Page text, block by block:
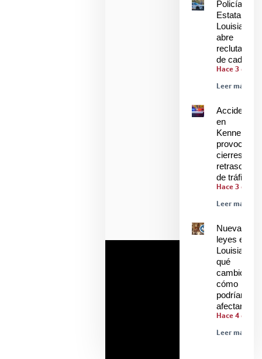
Policía
Estatal de
Louisiana
abre
de cadetes
Hace 3 días
Leer más »
Accidente
en
Kenner
provoca
cierres y
retrasos
de tráfico
Hace 3 días
Leer más »
Nuevas
leyes en
Louisiana:
qué
cambió y
cómo
podrían
afectarle
Hace 4 días
Leer más »